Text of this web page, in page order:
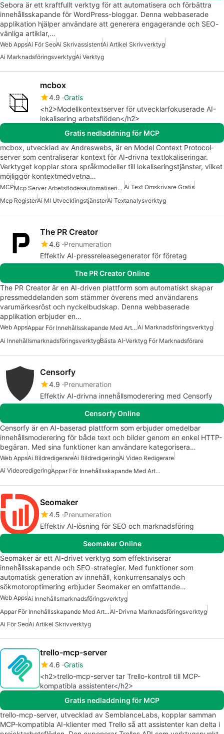
Sebora är ett kraftfullt verktyg för att automatisera och förbättra
innehållsskapande för WordPress-bloggar. Denna webbaserade
applikation hjälper användare att generera engagerande och SEO-
vänliga artiklar,…
Web AppsAi För SeoAi SkrivassistentAi Artikel Skrivverktyg
Ai MarknadsföringsverktygAi Verktyg
mcbox
4.9 Gratis
<h2>Modellkontextserver för utvecklarfokuserade AI-
lokalisering arbetsflöden</h2>
Gratis nedladdning för MCP
mcbox, utvecklad av Andreswebs, är en Model Context Protocol-
server som centraliserar kontext för AI-drivna textlokaliseringar.
Verktyget kopplar stora språkmodeller till lokaliseringstjänster, vilket
möjliggör kontextmedvetna…
MCP Mcp Server Arbetsflödesautomatisering Ai Text Omskrivare Gratis
Mcp RegisterAi Ml UtvecklingstjänsterAi Textanalysverktyg
The PR Creator
4.6 Prenumeration
Effektiv AI-pressreleasegenerator för företag
The PR Creator Online
The PR Creator är en AI-driven plattform som automatiskt skapar
pressmeddelanden som stämmer överens med användarens
varumärkesröst och nyckelbudskap. Denna webbaserade
applikation erbjuder en…
Web Apps Appar För Innehållsskapande Med Artificiell Intelligens Ai Marknadsföringsverktyg
Ai InnehållsmarknadsföringsverktygBästa AI-Verktyg För Marknadsförare
Censorfy
4.9 Prenumeration
Effektiv AI-drivna innehållsmoderering med Censorfy
Censorfy Online
Censorfy är en AI-baserad plattform som erbjuder omedelbar
innehållsmoderering för både text och bilder genom en enkel HTTP-
begäran. Med sina funktioner kan användare kategorisera…
Web AppsAi BildredigerareAi BildredigeringAi Video Redigerare
Ai Videoredigering
Appar För Innehållsskapande Med Artificiell Intelligens
Seomaker
4.5 Prenumeration
Effektiv AI-lösning för SEO och marknadsföring
Seomaker Online
Seomaker är ett AI-drivet verktyg som effektiviserar
innehållsskapande och SEO-strategier. Med funktioner som
automatisk generation av innehåll, konkurrensanalys och
sökmotoroptimering erbjuder Seomaker en omfattande…
Web AppsAi Innehållsmarknadsföringsverktyg
Appar För Innehållsskapande Med Artificiell IntelligensAI-Drivna Marknadsföringsverktyg
Ai För SeoAi Artikel Skrivverktyg
trello-mcp-server
4.6 Gratis
<h2>trello-mcp-server tar Trello-kontroll till MCP-
kompatibla assistenter</h2>
Gratis nedladdning för MCP
trello-mcp-server, utvecklad av SemblanceLabs, kopplar samman
MCP-kompatibla AI-klienter med Trello så att assistenter kan delta i